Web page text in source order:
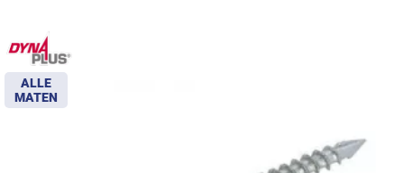
ALLE
MATEN